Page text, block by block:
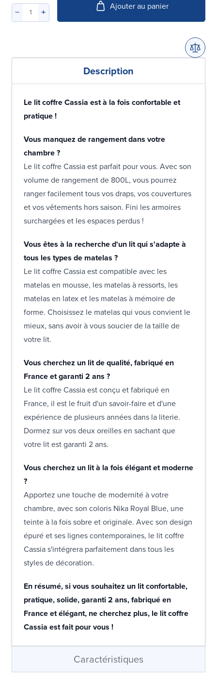
Ajouter au panier
Description
Le lit coffre Cassia est à la fois confortable et
pratique !
Vous manquez de rangement dans votre
chambre ?
Le lit coffre Cassia est parfait pour vous. Avec son
volume de rangement de 800L, vous pourrez
ranger facilement tous vos draps, vos couvertures
et vos vêtements hors saison. Fini les armoires
surchargées et les espaces perdus !
Vous êtes à la recherche d'un lit qui s'adapte à
tous les types de matelas ?
Le lit coffre Cassia est compatible avec les
matelas en mousse, les matelas à ressorts, les
matelas en latex et les matelas à mémoire de
forme. Choisissez le matelas qui vous convient le
mieux, sans avoir à vous soucier de la taille de
votre lit.
Vous cherchez un lit de qualité, fabriqué en
France et garanti 2 ans ?
Le lit coffre Cassia est conçu et fabriqué en
France, il est le fruit d'un savoir-faire et d'une
expérience de plusieurs années dans la literie.
Dormez sur vos deux oreilles en sachant que
votre lit est garanti 2 ans.
Vous cherchez un lit à la fois élégant et moderne
?
Apportez une touche de modernité à votre
chambre, avec son coloris Nika Royal Blue, une
teinte à la fois sobre et originale. Avec son design
épuré et ses lignes contemporaines, le lit coffre
Cassia s'intégrera parfaitement dans tous les
styles de décoration.
En résumé, si vous souhaitez un lit confortable,
pratique, solide, garanti 2 ans, fabriqué en
France et élégant, ne cherchez plus, le lit coffre
Cassia est fait pour vous !
Caractéristiques